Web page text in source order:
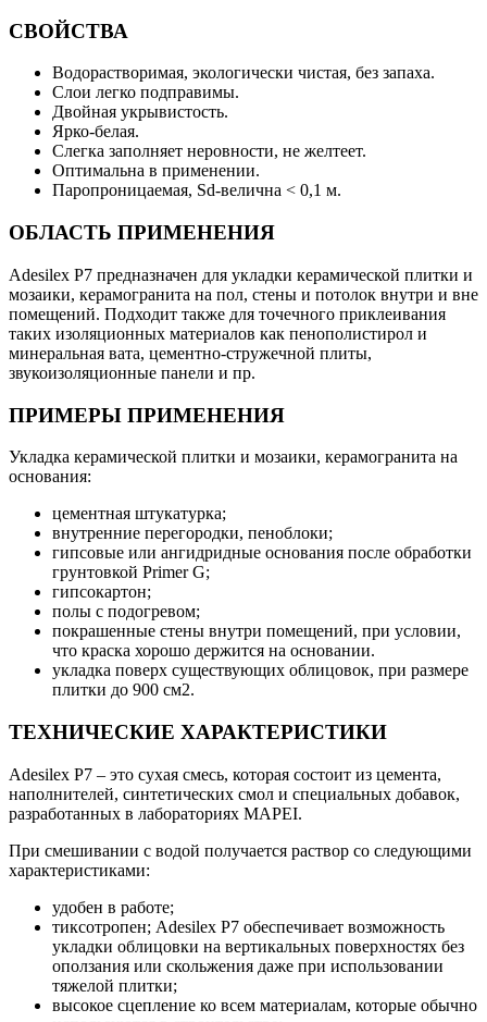
СВОЙСТВА
Водорастворимая, экологически чистая, без запаха.
Слои легко подправимы.
Двойная укрывистость.
Ярко-белая.
Слегка заполняет неровности, не желтеет.
Оптимальна в применении.
Паропроницаемая, Sd-велична < 0,1 м.
ОБЛАСТЬ ПРИМЕНЕНИЯ
Adesilex P7 предназначен для укладки керамической плитки и
мозаики, керамогранита на пол, стены и потолок внутри и вне
помещений. Подходит также для точечного приклеивания
таких изоляционных материалов как пенополистирол и
минеральная вата, цементно-стружечной плиты,
звукоизоляционные панели и пр.
ПРИМЕРЫ ПРИМЕНЕНИЯ
Укладка керамической плитки и мозаики, керамогранита на
основания:
цементная штукатурка;
внутренние перегородки, пеноблоки;
гипсовые или ангидридные основания после обработки
грунтовкой Primer G;
гипсокартон;
полы с подогревом;
покрашенные стены внутри помещений, при условии,
что краска хорошо держится на основании.
укладка поверх существующих облицовок, при размере
плитки до 900 см2.
ТЕХНИЧЕСКИЕ ХАРАКТЕРИСТИКИ
Adesilex P7 – это сухая смесь, которая состоит из цемента,
наполнителей, синтетических смол и специальных добавок,
разработанных в лабораториях MAPEI.
При смешивании с водой получается раствор со следующими
характеристиками:
удобен в работе;
тиксотропен; Adesilex P7 обеспечивает возможность
укладки облицовки на вертикальных поверхностях без
оползания или скольжения даже при использовании
тяжелой плитки;
высокое сцепление ко всем материалам, которые обычно